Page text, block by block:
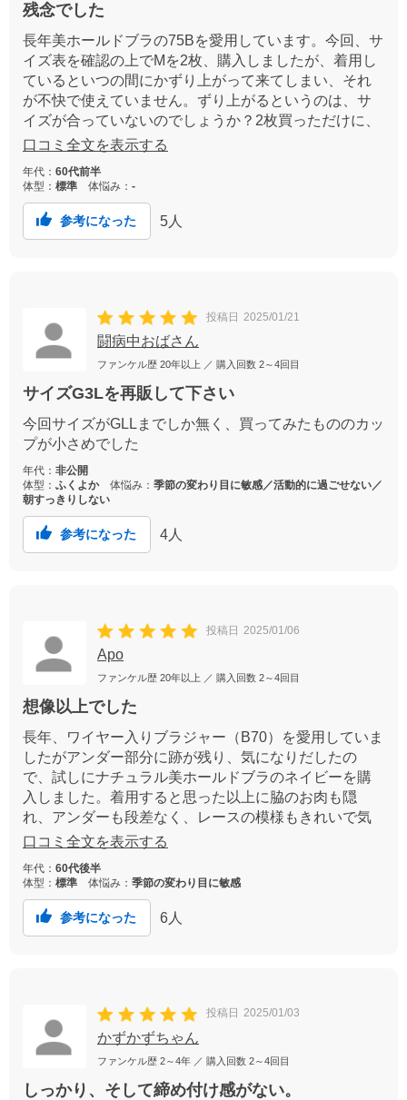
残念でした
長年美ホールドブラの75Bを愛用しています。今回、サ
イズ表を確認の上でMを2枚、購入しましたが、着用し
ているといつの間にかずり上がって来てしまい、それ
が不快で使えていません。ずり上がるというのは、サ
イズが合っていないのでしょうか？2枚買っただけに、
とても残念です。
口コミ全文を表示する
年代： 60代前半
体型： 標準 体悩み： -
参考になった 5 人
投稿日 2025/01/21
闘病中おばさん
ファンケル歴 20年以上 ／ 購入回数 2～4回目
サイズG3Lを再販して下さい
今回サイズがGLLまでしか無く、買ってみたもののカッ
プが小さめでした
年代： 非公開
体型： ふくよか体悩み： 季節の変わり目に敏感／活動的に過ごせない／
朝すっきりしない
参考になった 4 人
投稿日 2025/01/06
Apo
ファンケル歴 20年以上 ／ 購入回数 2～4回目
想像以上でした
長年、ワイヤー入りブラジャー（B70）を愛用していま
したがアンダー部分に跡が残り、気になりだしたの
で、試しにナチュラル美ホールドブラのネイビーを購
入しました。着用すると思った以上に脇のお肉も隠
れ、アンダーも段差なく、レースの模様もきれいで気
に入りました。もうワイヤー入りは卒業し、この手の
口コミ全文を表示する
年代： 60代後半
体型： 標準 体悩み： 季節の変わり目に敏感
参考になった 6 人
投稿日 2025/01/03
かずかずちゃん
ファンケル歴 2～4年 ／ 購入回数 2～4回目
しっかり、そして締め付け感がない。